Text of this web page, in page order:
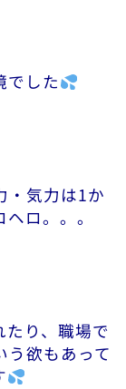
でした
・気力は1か
ロ。。。
り、職場で
う欲もあって